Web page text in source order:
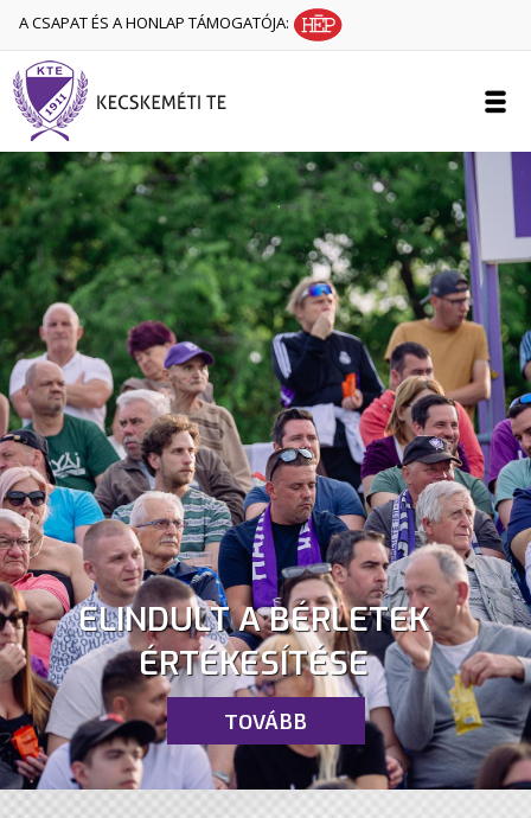
A CSAPAT ÉS A HONLAP TÁMOGATÓJA:
ELINDULT A BÉRLETEK
ÉRTÉKESÍTÉSE
TOVÁBB